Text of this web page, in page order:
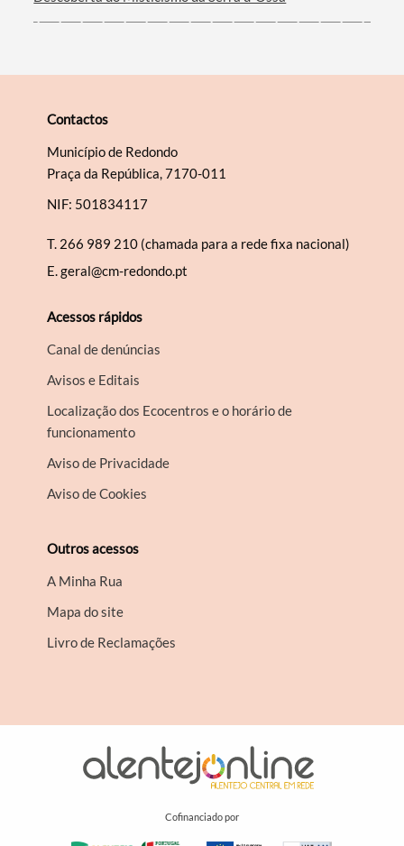
Contactos
Município de Redondo
Praça da República, 7170-011
NIF: 501834117
T. 266 989 210 (chamada para a rede fixa nacional)
E.geral@cm-redondo.pt
Acessos rápidos
Canal de denúncias
Avisos e Editais
Localização dos Ecocentros e o horário de
funcionamento
Aviso de Privacidade
Aviso de Cookies
Outros acessos
A Minha Rua
Mapa do site
Livro de Reclamações
Cofinanciado por